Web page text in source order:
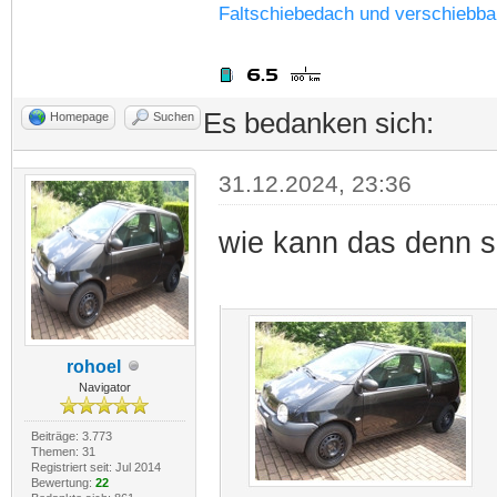
Faltschiebedach und
Homepage Suchen Es bedanken sich:
rohoel
Navigator
Beiträge: 3.773
Themen: 31
Registriert seit: Jul 2014
Bewertung: 22
31.12.2024, 23:36
wie kann das denn